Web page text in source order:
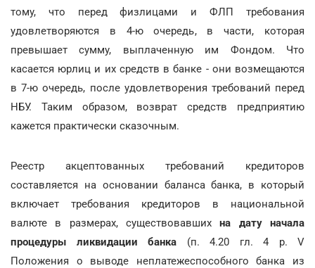
тому, что перед физлицами и ФЛП требования
удовлетворяются в 4-ю очередь, в части, которая
превышает сумму, выплаченную им Фондом. Что
касается юрлиц и их средств в банке - они возмещаются
в 7-ю очередь, после удовлетворения требований перед
НБУ. Таким образом, возврат средств предприятию
кажется практически сказочным.
Реестр акцептованных требований кредиторов
составляется на основании баланса банка, в который
включает требования кредиторов в национальной
валюте в размерах, существовавшихна дату начала
процедуры ликвидации банка (п. 4.20 гл. 4 р. V
Положения о выводе неплатежеспособного банка из